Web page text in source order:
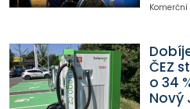
ČEZ
o 34
Nový